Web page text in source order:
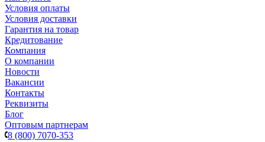
Условия оплаты
Условия доставки
Гарантия на товар
Кредитование
Компания
О компании
Новости
Вакансии
Контакты
Реквизиты
Блог
Оптовым партнерам
8 (800) 7070-353